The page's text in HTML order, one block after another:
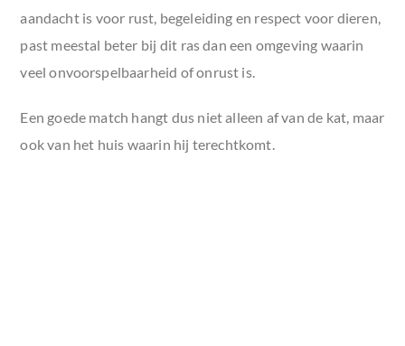
aandacht is voor rust, begeleiding en respect voor dieren,
past meestal beter bij dit ras dan een omgeving waarin
veel onvoorspelbaarheid of onrust is.
Een goede match hangt dus niet alleen af van de kat, maar
ook van het huis waarin hij terechtkomt.